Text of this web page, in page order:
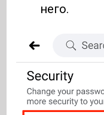
него.